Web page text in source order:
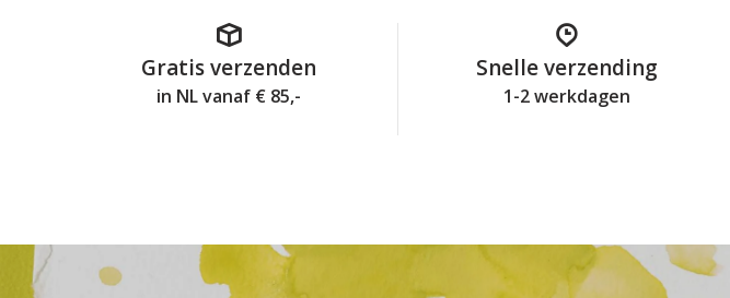
Gratis verzenden
in NL vanaf € 85,-
Snelle verzending
1-2 werkdagen